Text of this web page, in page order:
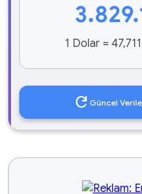
1 Dolar =
refresh Güncel